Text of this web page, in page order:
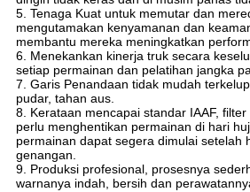
5. Tenaga Kuat untuk memutar dan
mengutamakan kenyamanan dan
membantu mereka meningkatkan
6. Menekankan kinerja truk secara
setiap permainan dan pelatihan jangka
7. Garis Penandaan tidak mudah
pudar, tahan aus.
8. Kerataan mencapai standar IAAF,
perlu menghentikan permainan di hari
permainan dapat segera dimulai setelah
genangan.
9. Produksi profesional, prosesnya
warnanya indah, bersih dan